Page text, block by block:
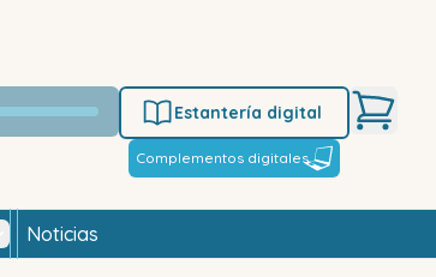
Estantería digital
Complementos digitales
Noticias